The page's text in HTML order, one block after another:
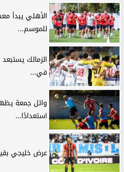
الأهلي يبدأ
للموسم...
في...
وائل جمعة
استعدادًا...
عرض خليجي بقيمة 5 ملايين يورو..